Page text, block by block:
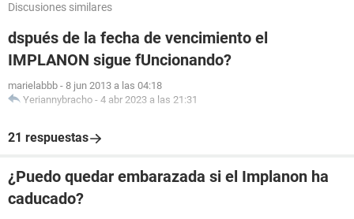
Discusiones similares
dspués de la fecha de vencimiento el
IMPLANON sigue fUncionando?
marielabbb - 8 jun 2013 a las 04:18
Yeriannybracho - 4 abr 2023 a las 21:31
21 respuestas
¿Puedo quedar embarazada si el Implanon ha
caducado?